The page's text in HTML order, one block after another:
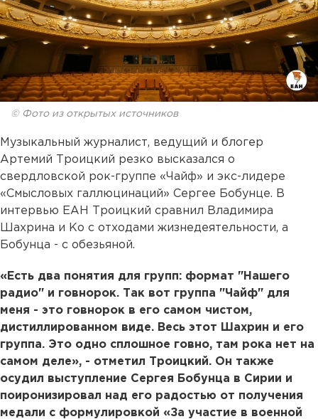
© Фото из открытых источников
Музыкальный журналист, ведущий и блогер
Артемий Троицкий резко высказался о
свердловской рок-группе «Чайф» и экс-лидере
«Смысловых галлюцинаций» Сергее Бобунце. В
интервью ЕАН Троицкий сравнил Владимира
Шахрина и Ко с отходами жизнедеятельности, а
Бобунца - с обезьяной.
«Есть два понятия для групп: формат "Нашего
радио" и говнорок. Так вот группа "Чайф" для
меня - это говнорок в его самом чистом,
дистиллированном виде. Весь этот Шахрин и его
группа. Это одно сплошное говно, там рока нет на
самом деле», - отметил Троицкий. Он также
осудил выступление Сергея Бобунца в Сирии и
поиронизировал над его радостью от получения
медали с формулировкой «За участие в военной